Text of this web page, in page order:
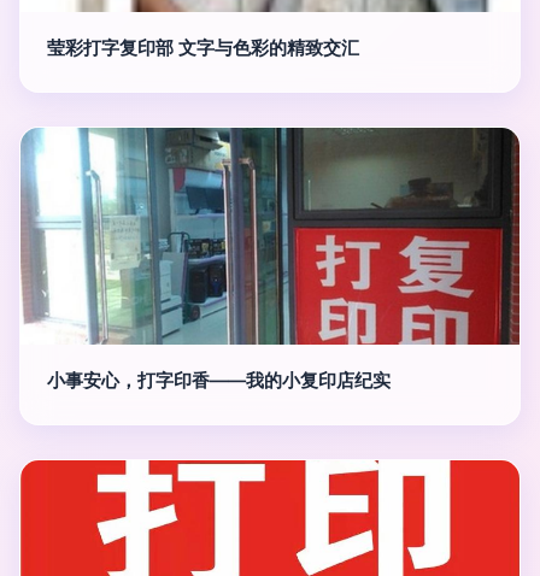
莹彩打字复印部 文字与色彩的精致交汇
小事安心，打字印香——我的小复印店纪实